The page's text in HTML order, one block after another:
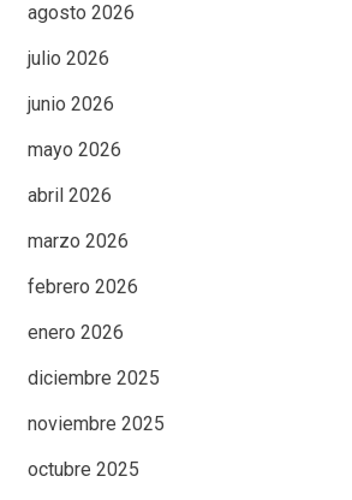
agosto 2026
julio 2026
junio 2026
mayo 2026
abril 2026
marzo 2026
febrero 2026
enero 2026
diciembre 2025
noviembre 2025
octubre 2025